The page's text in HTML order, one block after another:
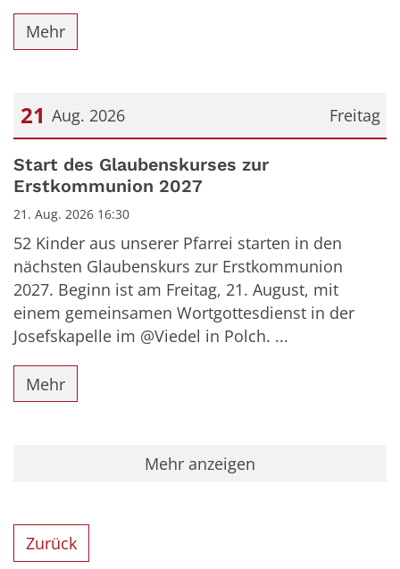
Mehr
Freitag
21 Aug. 2026
Datum: 21. August 2026
Start des Glaubenskurses zur
Erstkommunion 2027
21. Aug. 2026 16:30
52 Kinder aus unserer Pfarrei starten in den
nächsten Glaubenskurs zur Erstkommunion
2027. Beginn ist am Freitag, 21. August, mit
einem gemeinsamen Wortgottesdienst in der
Josefskapelle im @Viedel in Polch. ...
Mehr
Mehr anzeigen
Zurück